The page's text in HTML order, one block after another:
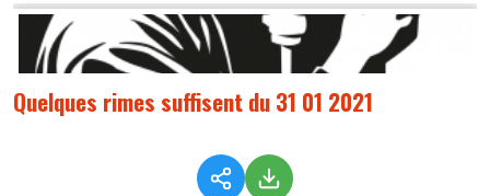
Quelques rimes suffisent du 31 01 2021